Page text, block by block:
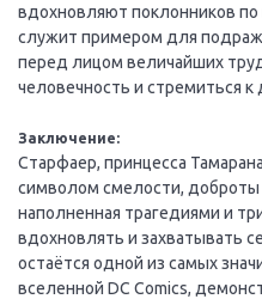
вдохновляют поклонников
служит примером для
перед лицом величайших
человечность и стремиться к
Заключение:
Старфаер, принцесса
символом смелости, доброты
наполненная трагедиями и
вдохновлять и захватывать
остаётся одной из самых
вселенной DC Comics,